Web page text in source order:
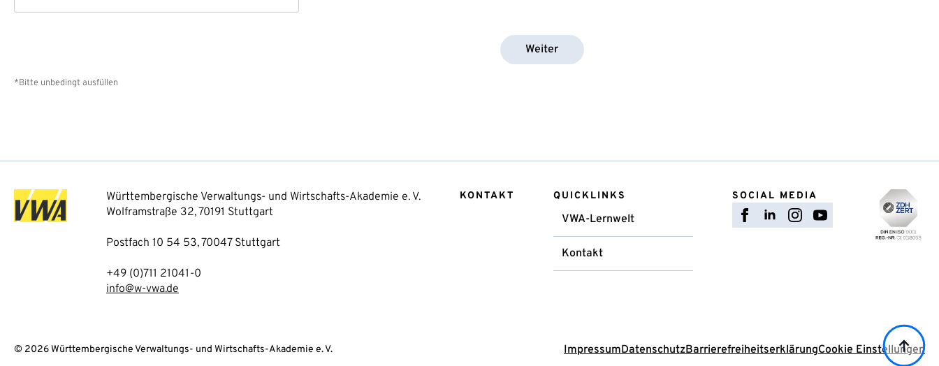
Weiter
*Bitte unbedingt ausfüllen
Württembergische Verwaltungs- und Wirtschafts-Akademie e. V.
Wolframstraße 32, 70191 Stuttgart
Postfach 10 54 53, 70047 Stuttgart
+49 (0)711 21041-0
info@w-vwa.de
KONTAKT QUICKLINKS
VWA-Lernwelt
Kontakt
SOCIAL MEDIA
© 2026 Württembergische Verwaltungs- und Wirtschafts-Akademie e. V. ImpressumDatenschutzBarrierefreiheitserklärungCookie Einstellungen